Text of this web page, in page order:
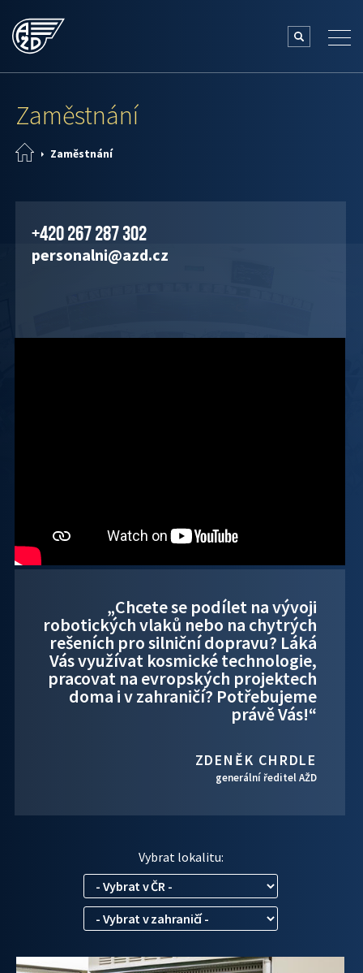
Zaměstnání
Zaměstnání
+420 267 287 302
personalni@azd.cz
„Chcete se podílet na vývoji
robotických vlaků nebo na chytrých
rešeních pro silniční dopravu? Láká
Vás využívat kosmické technologie,
pracovat na evropských projektech
doma i v zahraničí? Potřebujeme
právě Vás!“
ZDENĚK CHRDLE
generální ředitel AŽD
Vybrat lokalitu: